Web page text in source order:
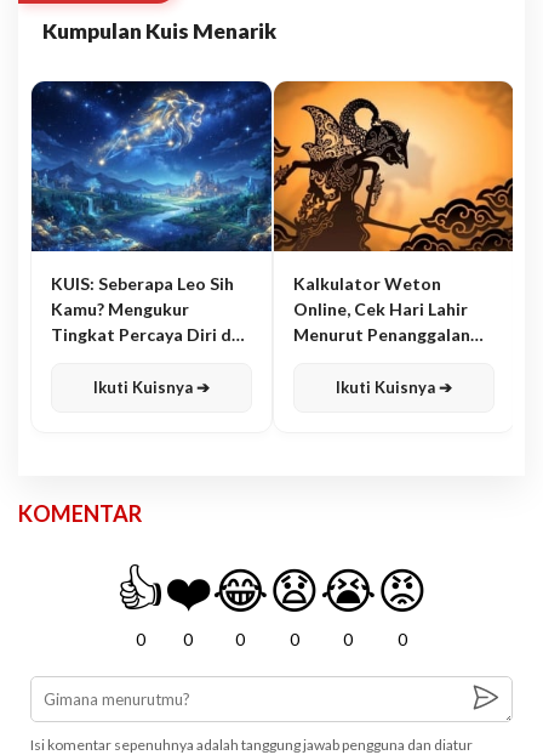
Kumpulan Kuis Menarik
KUIS: Seberapa Leo Sih
Kamu? Mengukur
Tingkat Percaya Diri dan
Ikuti Kuisnya ➔
Kalkulator Weton
Online, Cek Hari Lahir
Menurut Penanggalan
Ikuti Kuisnya ➔
KOMENTAR
👍
0
❤️
0
😂
0
😧
0
😭
0
😡
0
Isi komentar sepenuhnya adalah tanggung jawab pengguna dan diatur